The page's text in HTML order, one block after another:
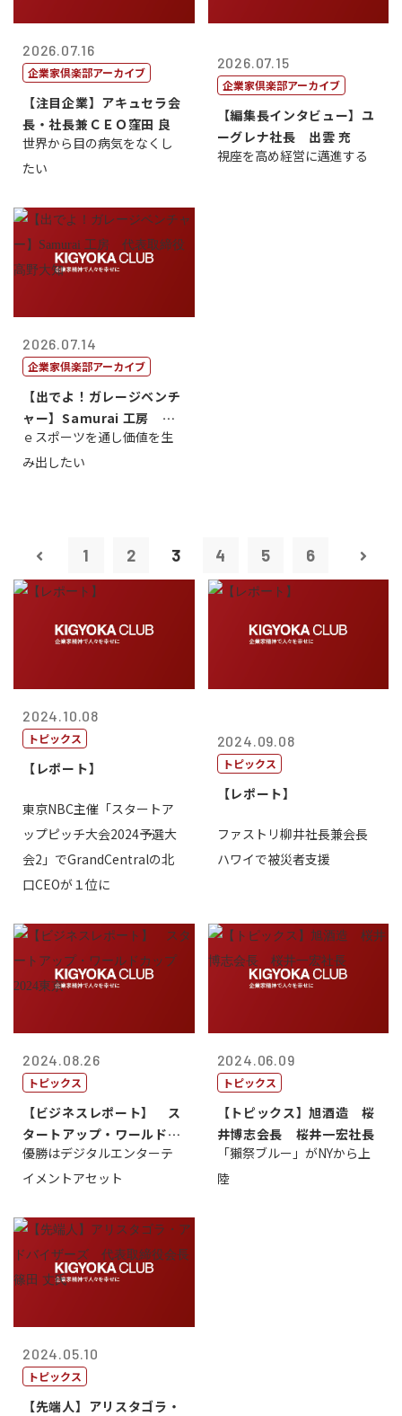
2026.07.16
企業家倶楽部アーカイブ
【注目企業】アキュセラ会
長・社長兼ＣＥＯ窪田 良
世界から目の病気をなくし
たい
2026.07.15
企業家倶楽部アーカイブ
【編集長インタビュー】ユ
ーグレナ社長 出雲 充
視座を高め経営に邁進する
2026.07.14
企業家倶楽部アーカイブ
【出でよ！ガレージベンチ
ャー】Samurai 工房 代
表取締...
ｅスポーツを通し価値を生
み出したい
1 2 3 4 5 6
2024.10.08
トピックス
【レポート】
東京NBC主催「スタートア
ップピッチ大会2024予選大
会2」でGrandCentralの北
口CEOが１位に
2024.09.08
トピックス
【レポート】
ファストリ柳井社長兼会長
ハワイで被災者支援
2024.08.26
トピックス
【ビジネスレポート】 ス
タートアップ・ワールドカ
ップ2024...
優勝はデジタルエンターテ
イメントアセット
2024.06.09
トピックス
【トピックス】旭酒造 桜
井博志会長 桜井一宏社長
「獺祭ブルー」がNYから上
陸
2024.05.10
トピックス
【先端人】アリスタゴラ・